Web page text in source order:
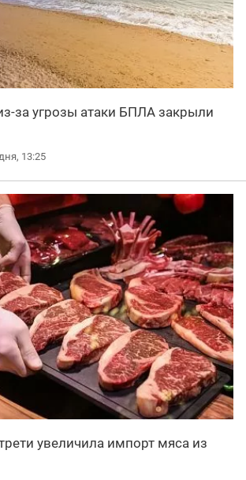
за угрозы атаки БПЛА закрыли
13:25
увеличила импорт мяса из